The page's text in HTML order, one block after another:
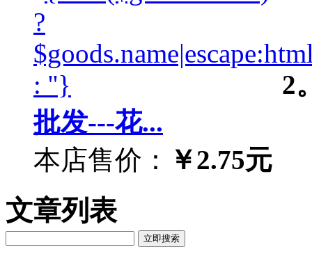
2
批发---花...
本店售价：
￥2.75元
文章列表